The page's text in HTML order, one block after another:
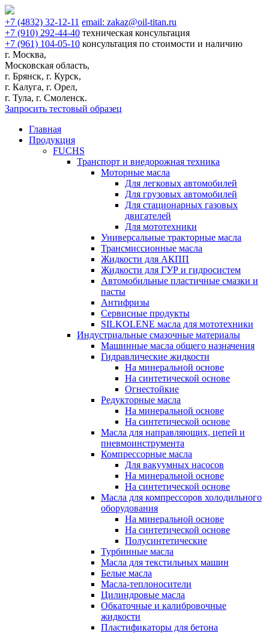
+7 (4832) 32-12-11 email: zakaz@oil-titan.ru
+7 (910) 292-44-40 техническая консультация
+7 (961) 104-05-10 консультация по стоимости и наличию
г. Москва,
Московская область,
г. Брянск, г. Курск,
г. Калуга, г. Орел,
г. Тула, г. Смоленск.
Запросить тестовый образец
Главная
Продукция
FUCHS
Транспорт и внедорожная техника
Моторные масла
Для легковых автомобилей
Для грузовых автомобилей
Для стационарных газовых
двигателей
Для мототехники
Универсальные тракторные масла
Трансмиссионные масла
Жидкости для АКПП
Жидкости для ГУР и гидросистем
Автомобильные пластичные смазки и
пасты
Антифризы
Сервисные продукты
SILKOLENE масла для мототехники
Индустриальные смазочные материалы
Машинные масла общего назначения
Гидравлические жидкости
На минеральной основе
На синтетической основе
Огнестойкие
Редукторные масла
На минеральной основе
На синтетической основе
Масла для направляющих, цепей и
пневмоинструмента
Компрессорные масла
Для вакуумных насосов
На минеральной основе
На синтетической основе
Масла для компрессоров холодильного
оборудования
На минеральной основе
На синтетической основе
Полусинтетические
Турбинные масла
Масла для текстильных машин
Белые масла
Масла-теплоносители
Цилиндровые масла
Обкаточные и калибровочные
жидкости
Пластификаторы для бетона